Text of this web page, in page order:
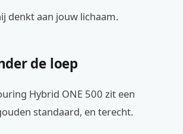
denkt aan jouw lichaam.
de loep
Hybrid ONE 500 zit een
standaard, en terecht.